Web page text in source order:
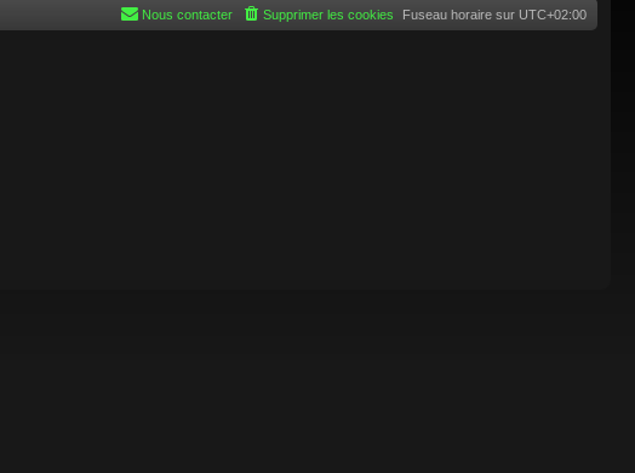
Fuseau horaire sur UTC+02:00
Supprimer les cookies
Nous contacter